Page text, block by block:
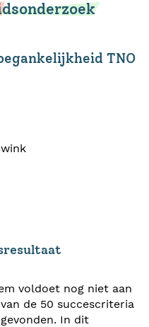
TNO
voldoet nog niet aan
van de 50 succescriteria
In dit